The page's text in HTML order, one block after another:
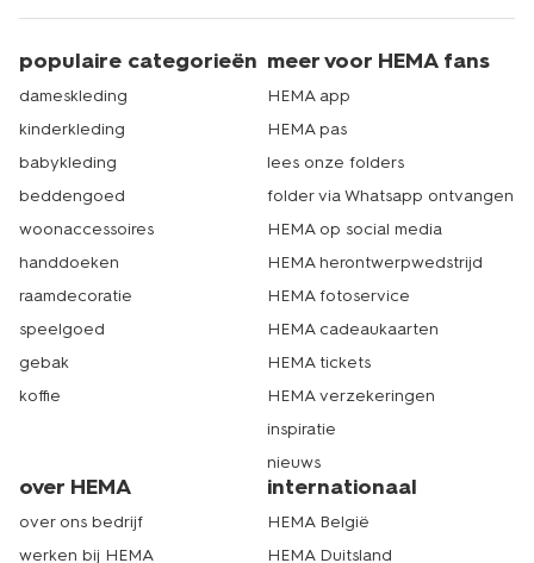
populaire categorieën
dameskleding
kinderkleding
babykleding
beddengoed
woonaccessoires
handdoeken
raamdecoratie
speelgoed
gebak
koffie
meer voor HEMA fans
HEMA app
HEMA pas
lees onze folders
folder via Whatsapp ontvangen
HEMA op social media
HEMA herontwerpwedstrijd
HEMA fotoservice
HEMA cadeaukaarten
HEMA tickets
HEMA verzekeringen
inspiratie
nieuws
over HEMA
over ons bedrijf
werken bij HEMA
internationaal
HEMA België
HEMA Duitsland